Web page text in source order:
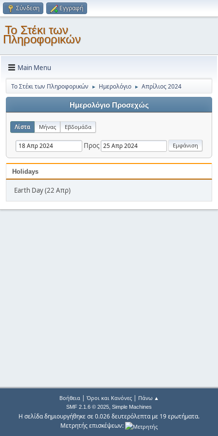
Σύνδεση Εγγραφή
Το Στέκι των
Πληροφορικών
Main Menu
Το Στέκι των Πληροφορικών ► Ημερολόγιο ► Απρίλιος 2024
Ημερολόγιο Προσεχώς
Λίστα Μήνας Εβδομάδα
Προς
Holidays
Earth Day (22 Απρ)
Βοήθεια| Όροι και Κανόνες| Πάνω ▲
SMF 2.1.6 © 2025, Simple Machines
Η σελίδα δημιουργήθηκε σε 0.026 δευτερόλεπτα με 19 ερωτήματα.
Μετρητής επισκέψεων: